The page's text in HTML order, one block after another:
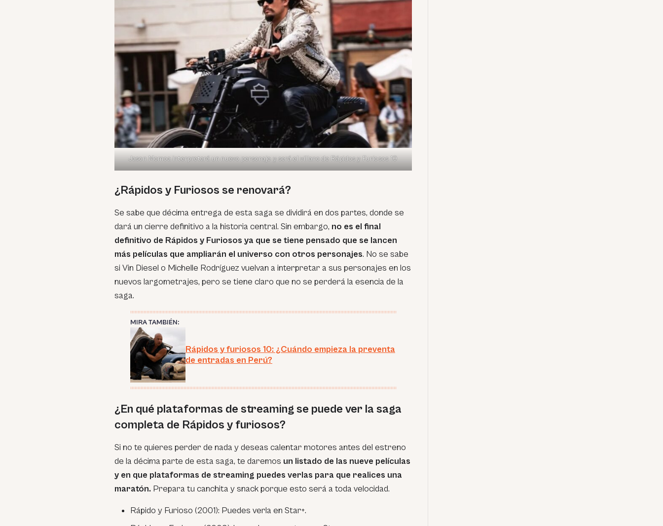
Jason Momoa interpretará un nuevo personaje y será el villano de Rápidos y Furiosos 10
¿Rápidos y Furiosos se renovará?
Se sabe que décima entrega de esta saga se dividirá en dos partes, donde se
dará un cierre definitivo a la historia central. Sin embargo, no es el final
definitivo de Rápidos y Furiosos ya que se tiene pensado que se lancen
más películas que ampliarán el universo con otros personajes. No se sabe
si Vin Diesel o Michelle Rodríguez vuelvan a interpretar a sus personajes en los
nuevos largometrajes, pero se tiene claro que no se perderá la esencia de la
saga.
MIRA TAMBIÉN:
Rápidos y furiosos 10: ¿Cuándo empieza la preventa
de entradas en Perú?
¿En qué plataformas de streaming se puede ver la saga
completa de Rápidos y furiosos?
Si no te quieres perder de nada y deseas calentar motores antes del estreno
de la décima parte de esta saga, te daremos un listado de las nueve películas
y en que plataformas de streaming puedes verlas para que realices una
maratón. Prepara tu canchita y snack porque esto será a toda velocidad.
Rápido y Furioso (2001): Puedes verla en Star+.